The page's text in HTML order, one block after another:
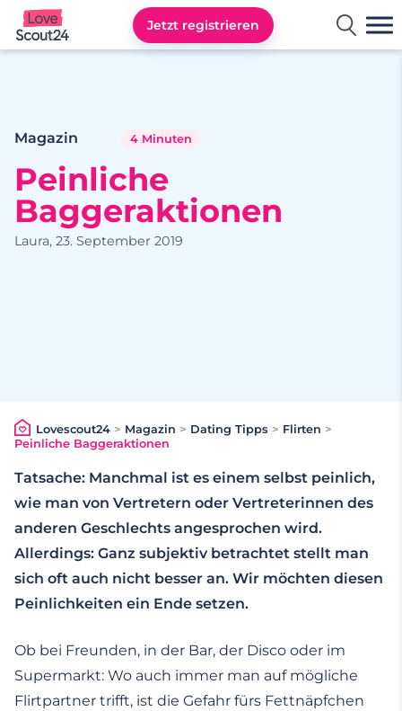
Lovescout24
Jetzt registrieren
Magazin 4 Minuten
Peinliche
Baggeraktionen
Laura, 23. September 2019
Lovescout24> Magazin > Dating Tipps > Flirten >
Peinliche Baggeraktionen
Tatsache: Manchmal ist es einem selbst peinlich,
wie man von Vertretern oder Vertreterinnen des
anderen Geschlechts angesprochen wird.
Allerdings: Ganz subjektiv betrachtet stellt man
sich oft auch nicht besser an. Wir möchten diesen
Peinlichkeiten ein Ende setzen.
Ob bei Freunden, in der Bar, der Disco oder im
Supermarkt: Wo auch immer man auf mögliche
Flirtpartner trifft, ist die Gefahr fürs Fettnäpfchen